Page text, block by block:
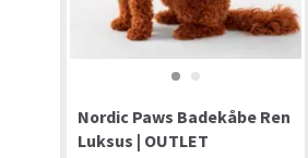
Nordic Paws Badekåbe Ren
Luksus | OUTLET